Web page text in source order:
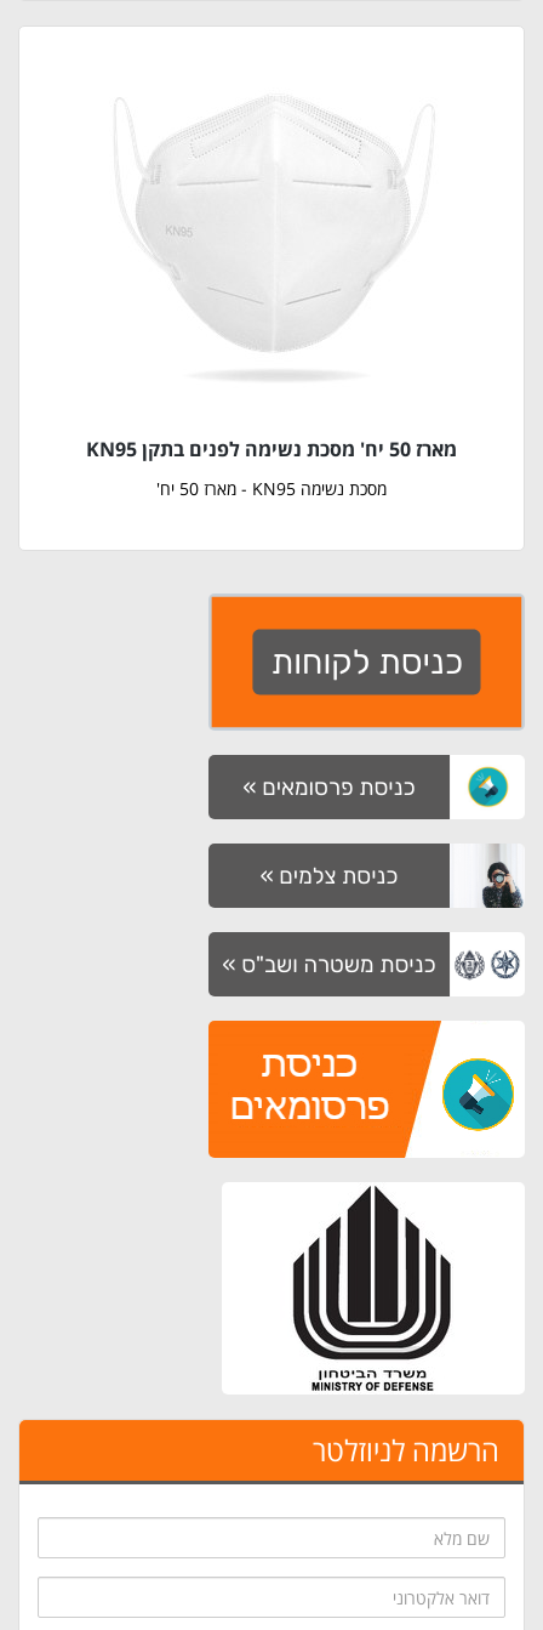
מארז 50 יח' מסכת נשימה לפנים בתקן KN95
מסכת נשימה KN95 - מארז 50 יח'
הרשמה לניוזלטר
שם
מלא
דואר
אלקטרוני